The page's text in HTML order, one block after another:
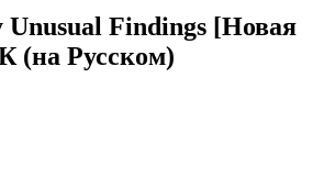
Unusual Findings [Новая
(на Русском)